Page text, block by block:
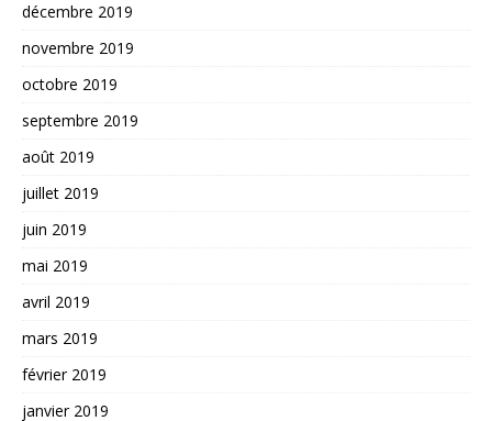
décembre 2019
novembre 2019
octobre 2019
septembre 2019
août 2019
juillet 2019
juin 2019
mai 2019
avril 2019
mars 2019
février 2019
janvier 2019